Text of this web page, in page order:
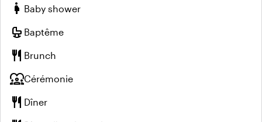
pregnant_woman Baby shower
crib Baptême
restaurant Brunch
diversity_1Cérémonie
restaurant Dîner